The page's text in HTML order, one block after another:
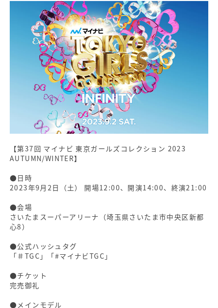
【第37回 マイナビ 東京ガールズコレクション 2023
AUTUMN/WINTER】
●日時
2023年9月2日（土） 開場12:00、開演14:00、終演21:00
●会場
さいたまスーパーアリーナ（埼玉県さいたま市中央区新都
心8）
●公式ハッシュタグ
「＃TGC」「#マイナビTGC」
●チケット
完売御礼
●メインモデル